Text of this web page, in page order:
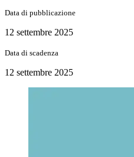
Data di pubblicazione
12 settembre 2025
Data di scadenza
12 settembre 2025